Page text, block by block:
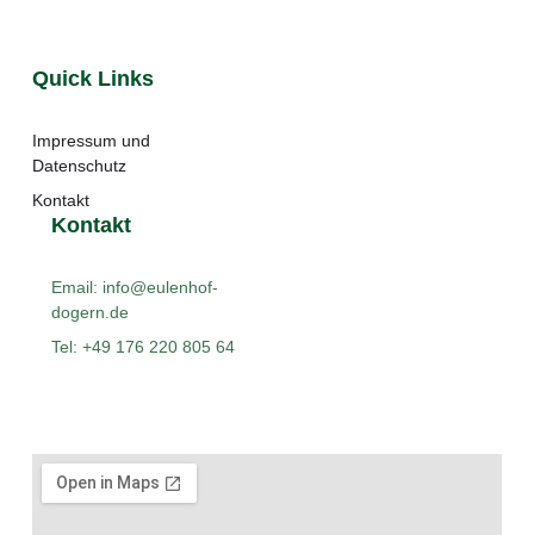
Quick Links
Impressum und
Datenschutz
Kontakt
Kontakt
Email: info@eulenhof-
dogern.de
Tel: +49 176 220 805 64